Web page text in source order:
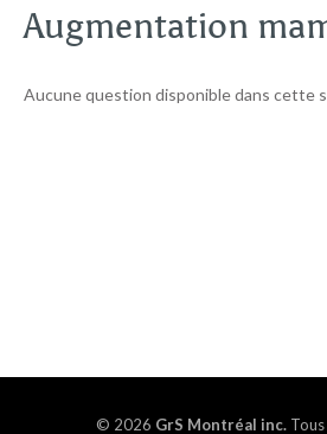
Augmentation
Aucune question disponible dans cette
© 2026 GrS Montréal inc.Tous